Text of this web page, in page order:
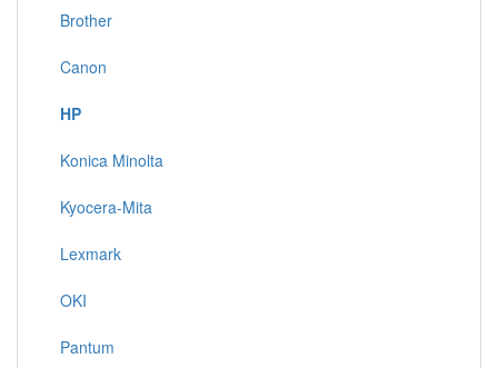
Brother
Canon
HP
Konica Minolta
Kyocera-Mita
Lexmark
OKI
Pantum